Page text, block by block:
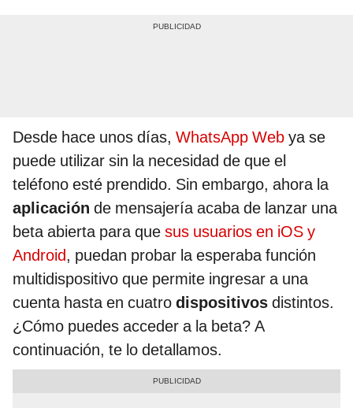
Desde hace unos días, WhatsApp Web ya se
puede utilizar sin la necesidad de que el
teléfono esté prendido. Sin embargo, ahora la
aplicación de mensajería acaba de lanzar una
beta abierta para que sus usuarios en iOS y
Android, puedan probar la esperaba función
multidispositivo que permite ingresar a una
cuenta hasta en cuatro dispositivos distintos.
¿Cómo puedes acceder a la beta? A
continuación, te lo detallamos.